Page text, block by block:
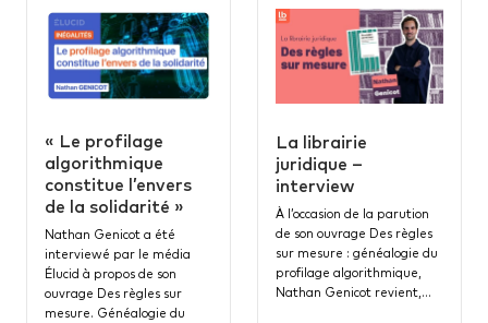
« Le profilage
algorithmique
constitue l’envers
de la solidarité »
Nathan Genicot a été
interviewé par le média
Élucid à propos de son
ouvrage Des règles sur
mesure. Généalogie du
La librairie
juridique –
interview
À l’occasion de la parution
de son ouvrage Des règles
sur mesure : généalogie du
profilage algorithmique,
Nathan Genicot revient,…